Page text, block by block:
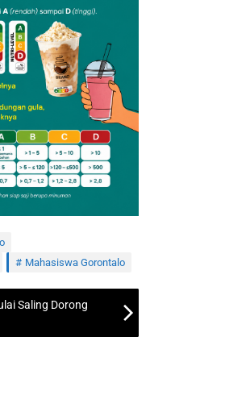
Mahasiswa Gorontalo
Saling Dorong